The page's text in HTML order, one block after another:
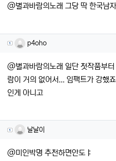
@별과바람의노래 그당 딱 한국남
p4oho님의 댓글
p4oho
@별과바람의노래 일단 첫작품부
람이 거의 없어서... 임팩트가 강했
인게 아니고
날날이님의 댓글
날날이
@미인박명 추천하면안도ㅑ